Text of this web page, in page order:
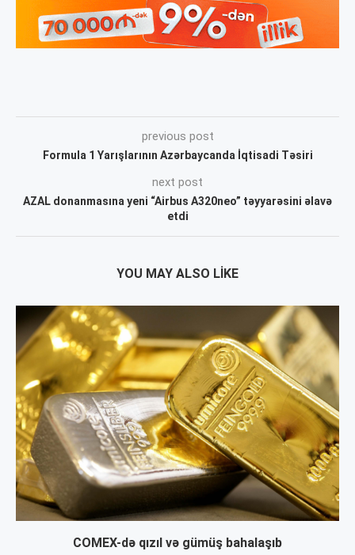
previous post
Formula 1 Yarışlarının Azərbaycanda İqtisadi Təsiri
next post
AZAL donanmasına yeni “Airbus A320neo” təyyarəsini əlavə
etdi
YOU MAY ALSO LIKE
COMEX-də qızıl və gümüş bahalaşıb